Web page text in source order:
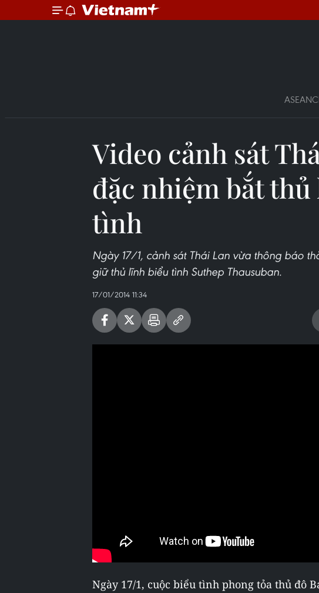
ASEAN
Video cảnh sát
đặc nhiệm bắt
tình
Ngày 17/1, cảnh sát Thái Lan vừa thông báo
giữ thủ lĩnh biểu tình Suthep Thausuban.
17/01/2014 11:34
Ngày 17/1, cuộc biểu tình phong tỏa thủ đô